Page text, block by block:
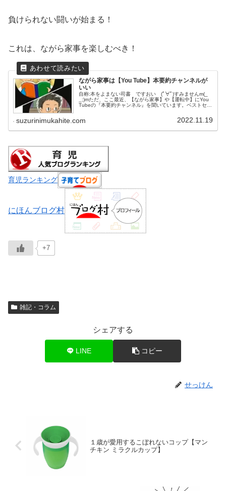
負けられない闘いが始まる！
これは、ながら家事を楽しむべき！
ながら家事は【You Tube】本要約チャンネルが
いい
自称:本をよまない司書 ですおい (ﾟ∀ﾟ)すみませんm(_
_;)mただ、ここ最近、【ながら家事】や【運転中】にYou
Tubeの『本要約チャンネル』を聞いています。ベストセラ
suzurinimukahite.com 2022.11.19
育児ランキング
にほんブログ村
+7
雑記・コラム
シェアする
LINE コピー
せっけん
１歳が愛用するこぼれないコップ【マン
チキン ミラクルカップ】